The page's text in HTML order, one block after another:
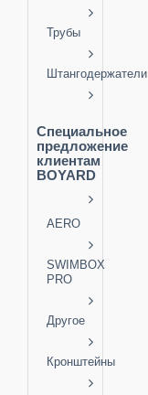
Трубы
Штангодержатели
Специальное
предложение
клиентам
BOYARD
AERO
SWIMBOX
PRO
Другое
Кронштейны